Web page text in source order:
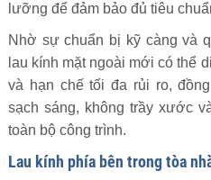
lưỡng để đảm bảo đủ tiêu
Nhờ sự chuẩn bị kỹ càng và
lau kính mặt ngoài mới có thể
và hạn chế tối đa rủi ro,
sạch sáng, không trầy xước
toàn bộ công trình.
Lau kính phía bên trong tòa